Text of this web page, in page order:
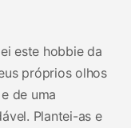
este hobbie da
próprios olhos
de uma
Plantei-as e